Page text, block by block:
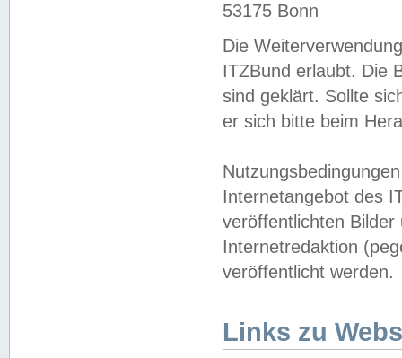
53175 Bonn
Die
ITZBund erlaubt. Die
sind geklärt. Sollte
er sich bitte beim
Internetangebot des
veröffentlichten
Internetredaktion
veröffentlicht werden.
Links zu